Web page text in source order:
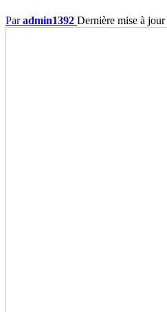
Paradmin1392 Dernière mise à jour